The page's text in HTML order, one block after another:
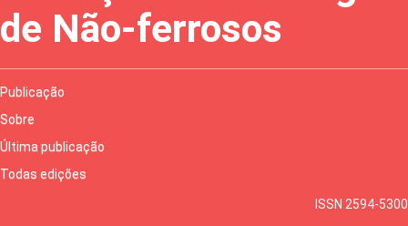
de Não-ferrosos
Publicação
Sobre
Última publicação
Todas edições
ISSN 2594-5300